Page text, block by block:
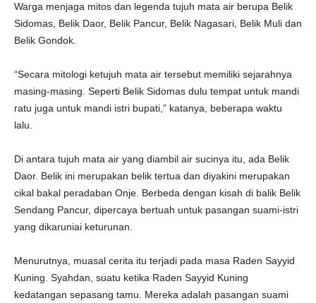
Warga menjaga mitos dan legenda tujuh mata air berupa Belik
Sidomas, Belik Daor, Belik Pancur, Belik Nagasari, Belik Muli dan
Belik Gondok.
“Secara mitologi ketujuh mata air tersebut memiliki sejarahnya
masing-masing. Seperti Belik Sidomas dulu tempat untuk mandi
ratu juga untuk mandi istri bupati,” katanya, beberapa waktu
lalu.
Di antara tujuh mata air yang diambil air sucinya itu, ada Belik
Daor. Belik ini merupakan belik tertua dan diyakini merupakan
cikal bakal peradaban Onje. Berbeda dengan kisah di balik Belik
Sendang Pancur, dipercaya bertuah untuk pasangan suami-istri
yang dikaruniai keturunan.
Menurutnya, muasal cerita itu terjadi pada masa Raden Sayyid
Kuning. Syahdan, suatu ketika Raden Sayyid Kuning
kedatangan sepasang tamu. Mereka adalah pasangan suami